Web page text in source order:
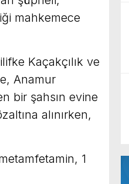
mahkemece
Kaçakçılık ve
Anamur
bir şahsın evine
alınırken,
1